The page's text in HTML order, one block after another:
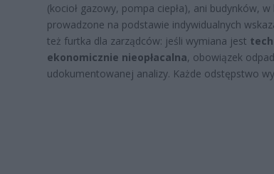
(kocioł gazowy, pompa ciepła), ani budynków,
prowadzone na podstawie indywidualnych
też furtka dla zarządców: jeśli wymiana jest
ekonomicznie nieopłacalna, obowiązek
udokumentowanej analizy. Każde odstępstwo